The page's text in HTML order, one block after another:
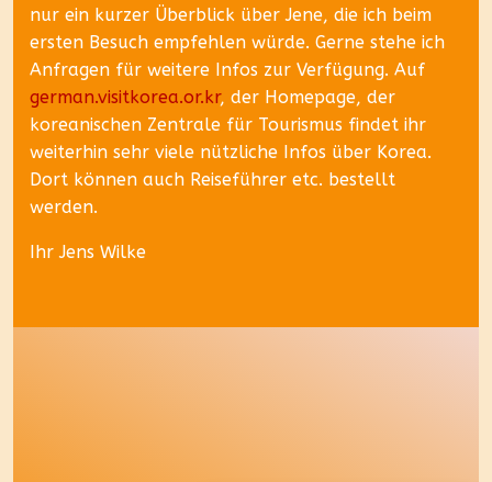
nur ein kurzer Überblick über Jene, die ich beim
ersten Besuch empfehlen würde. Gerne stehe ich
Anfragen für weitere Infos zur Verfügung. Auf
german.visitkorea.or.kr, der Homepage, der
koreanischen Zentrale für Tourismus findet ihr
weiterhin sehr viele nützliche Infos über Korea.
Dort können auch Reiseführer etc. bestellt
werden.
Ihr Jens Wilke